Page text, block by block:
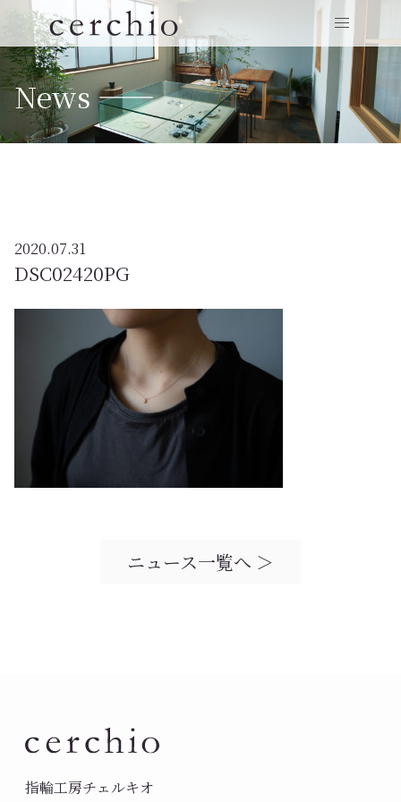
News ——
2020.07.31
DSC02420PG
ニュース一覧へ ＞
指輪工房チェルキオ